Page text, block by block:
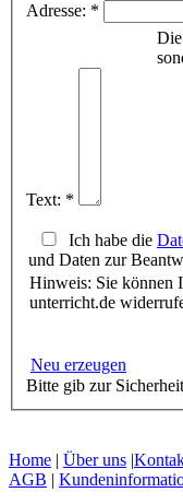
Adresse: *
Text: *
Ich habe die
und Daten zur
Hinweis: Sie können
unterricht.de
Neu erzeugen
Bitte gib zur
Home | Über uns |
AGB |